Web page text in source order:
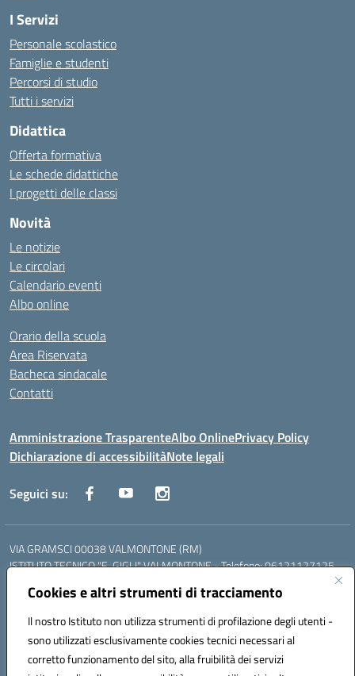
Cookies e altri strumenti di tracciamento
Il nostro Istituto non utilizza strumenti di profilazione degli utenti -
sono utilizzati esclusivamente cookies tecnici necessari al
corretto funzionamento del sito, alla fruibilità dei servizi
I Servizi
Personale scolastico
Famiglie e studenti
Percorsi di studio
Tutti i servizi
Didattica
Offerta formativa
Le schede didattiche
I progetti delle classi
Novità
Le notizie
Le circolari
Calendario eventi
Albo online
Orario della scuola
Area Riservata
Bacheca sindacale
Contatti
Amministrazione TrasparenteAlbo OnlinePrivacy Policy
Dichiarazione di accessibilitàNote legali
Seguici su:
VIA GRAMSCI 00038 VALMONTONE (RM)
ISTITUTO TECNICO "E. GIGLI" VALMONTONE - Telefono: 06121127125
06121126825
LICEO DELLE SCIENZE UMANE "P.L. NERVI" SEGNI - Telefono:
Mail: RMIS099002@istruzione.it - PEC: RMIS099002@pec.istruzione.it
Codice meccanografico: RMIS099002